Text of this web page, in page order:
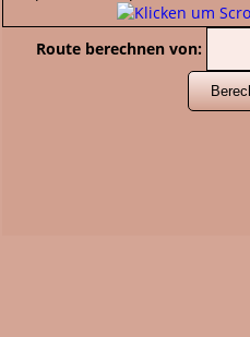
Route berechnen von: